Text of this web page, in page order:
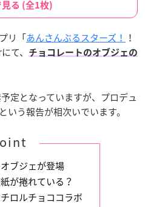
見る (全1枚)
リ「あんさんぶるスターズ！ ！
て、
チョコレートのオブジェの
定となっていますが、プロデュ
いう報告が相次いでいます。
ブジェが登場
が捲れている？
ロルチョココラボ